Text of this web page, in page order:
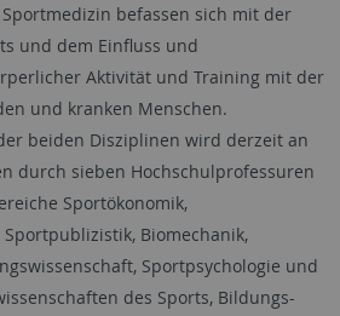
befassen sich mit der
und dem Einfluss und
Aktivität und Training mit der
und kranken Menschen.
beiden Disziplinen wird derzeit an
durch sieben Hochschulprofessuren
Sportökonomik,
Biomechanik,
Sportpsychologie und
des Sports, Bildungs-